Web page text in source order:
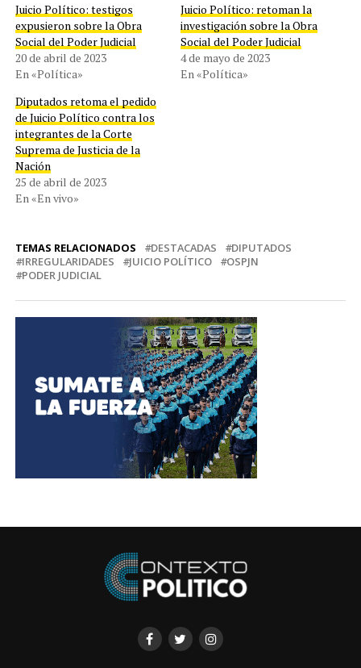
Juicio Político: testigos
expusieron sobre la Obra
Social del Poder Judicial
20 de abril de 2023
En «Política»
Juicio Político: retoman la
investigación sobre la Obra
Social del Poder Judicial
4 de mayo de 2023
En «Política»
Diputados retoma el pedido
de Juicio Político contra los
integrantes de la Corte
Suprema de Justicia de la
Nación
25 de abril de 2023
En «En vivo»
TEMAS RELACIONADOS DESTACADAS
DIPUTADOS
IRREGULARIDADES
JUICIO POLÍTICO
OSPJN
PODER JUDICIAL